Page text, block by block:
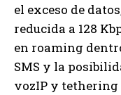
el exceso de
reducida a 128
en roaming
SMS y la
vozIP y